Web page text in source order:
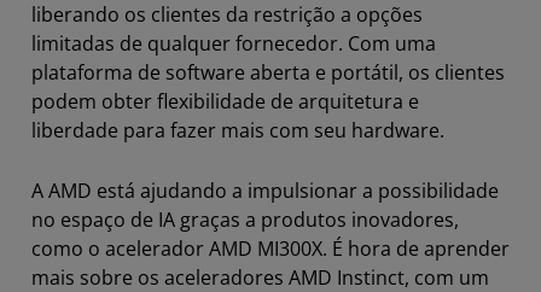
liberando os clientes da restrição a opções
limitadas de qualquer fornecedor. Com uma
plataforma de software aberta e portátil, os clientes
podem obter flexibilidade de arquitetura e
liberdade para fazer mais com seu hardware.
A AMD está ajudando a impulsionar a possibilidade
no espaço de IA graças a produtos inovadores,
como o acelerador AMD MI300X. É hora de aprender
mais sobre os aceleradores AMD Instinct, com um